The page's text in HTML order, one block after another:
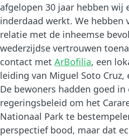
afgelopen 30 jaar hebben wij
inderdaad werkt. We hebben
relatie met de inheemse
wederzijdse vertrouwen
contact met ArBofilia, een
leiding van Miguel Soto Cruz,
De bewoners hadden goed
regeringsbeleid om het
Nationaal Park te
perspectief bood, maar dat